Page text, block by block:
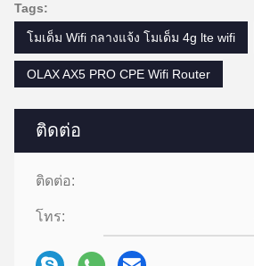
ติดต่อ
ติดต่อ:
โทร:
Tags:
โมเด็ม Wifi กลางแจ้ง โมเด็ม 4g lte wifi
OLAX AX5 PRO CPE Wifi Router